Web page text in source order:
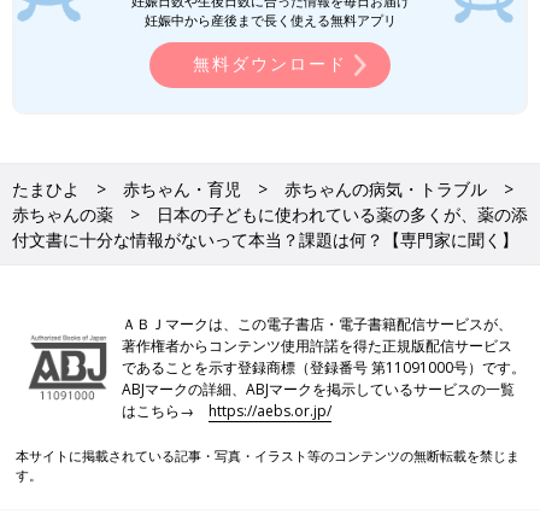
ひよONLINE編集部
●記事の内容は記事執筆当時の情報であり、現在と異なる場合が
妊娠中から産後まで長く使える無料アプリ
無料ダウンロード
たまひよ 赤ちゃん・育児
赤ちゃんの病気・トラブル
赤ちゃんの薬
日本の子どもに使われている薬の多くが、薬の添
付文書に十分な情報がないって本当？課題は何？【専門家に聞く】
ＡＢＪマークは、この電子書店・電子書籍配信サービスが、
著作権者からコンテンツ使用許諾を得た正規版配信サービス
であることを示す登録商標（登録番号 第11091000号）です。
ABJマークの詳細、ABJマークを掲示しているサービスの一覧
はこちら→https://aebs.or.jp/
本サイトに掲載されている記事・写真・イラスト等のコンテンツの無断転載を禁じま
す。